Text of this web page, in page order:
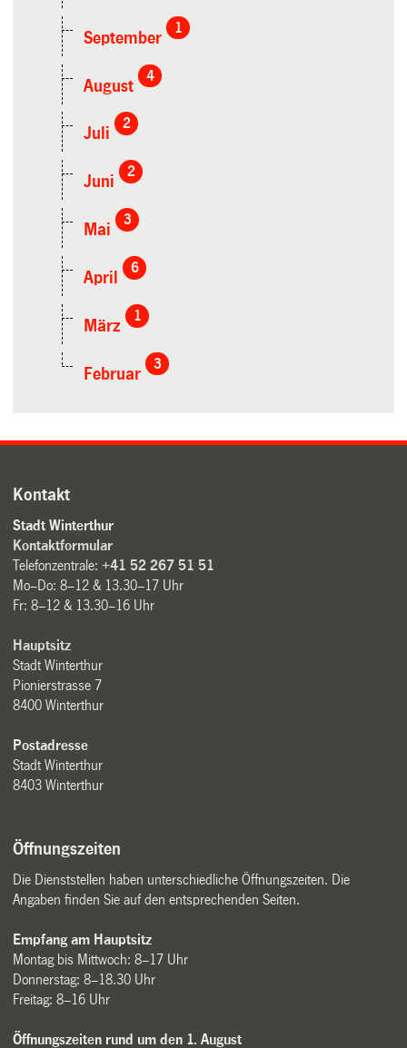
September
1
August
4
Juli
2
Juni
2
Mai
3
April
6
März
1
Februar
3
Kontakt
Stadt Winterthur
Kontaktformular
Telefonzentrale:+41 52 267 51 51
Mo–Do: 8–12 & 13.30–17 Uhr
Fr: 8–12 & 13.30–16 Uhr
Hauptsitz
Stadt Winterthur
Pionierstrasse 7
8400 Winterthur
Postadresse
Stadt Winterthur
8403 Winterthur
Öffnungszeiten
Die Dienststellen haben unterschiedliche Öffnungszeiten. Die
Angaben finden Sie auf den entsprechenden Seiten.
Empfang am Hauptsitz
Montag bis Mittwoch: 8–17 Uhr
Donnerstag: 8–18.30 Uhr
Freitag: 8–16 Uhr
Öffnungszeiten rund um den 1. August